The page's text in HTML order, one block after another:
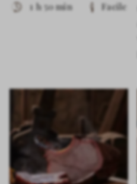
1 h 50 min Facile